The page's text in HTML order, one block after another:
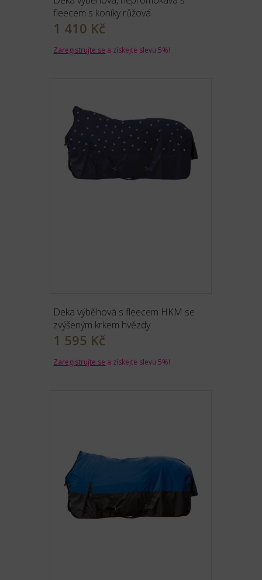
fleecem s koníky růžová
1 410 Kč
Zaregistrujte se a získejte slevu 5%!
Deka výběhová s fleecem HKM se
zvýšeným krkem hvězdy
1 595 Kč
Zaregistrujte se a získejte slevu 5%!